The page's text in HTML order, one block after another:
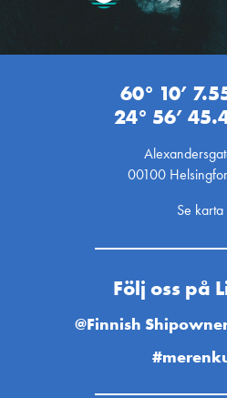
60° 10’
24° 56’
00100
Se karta
Följ oss på
@Finnish